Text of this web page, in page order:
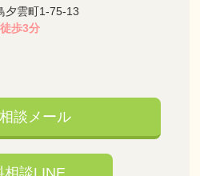
夕雲町1-75-13
徒歩3分
談メール